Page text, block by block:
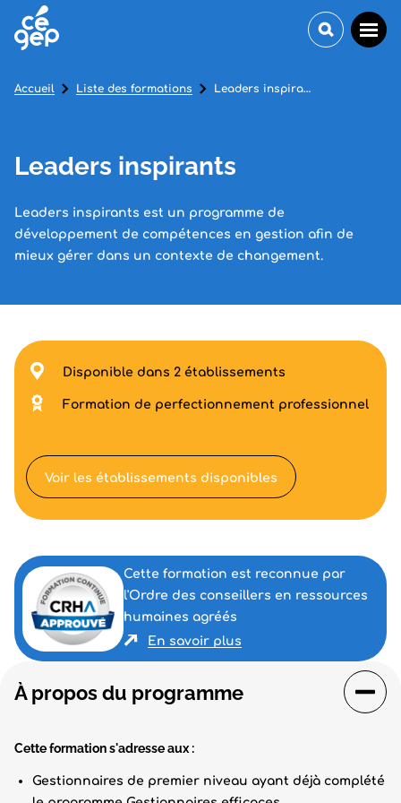
Leaders inspirants
Leaders inspirants est un programme de
développement de compétences en gestion afin de
mieux gérer dans un contexte de changement.
Accueil Liste des formations Leaders inspirants
À propos du programme
Cette formation s'adresse aux :
Gestionnaires de premier niveau ayant déjà complété
Disponible dans 2 établissements
Formation de perfectionnement professionnel
Voir les établissements disponibles
Cette formation est reconnue par
l'Ordre des conseillers en ressources
humaines agréés
En savoir plus